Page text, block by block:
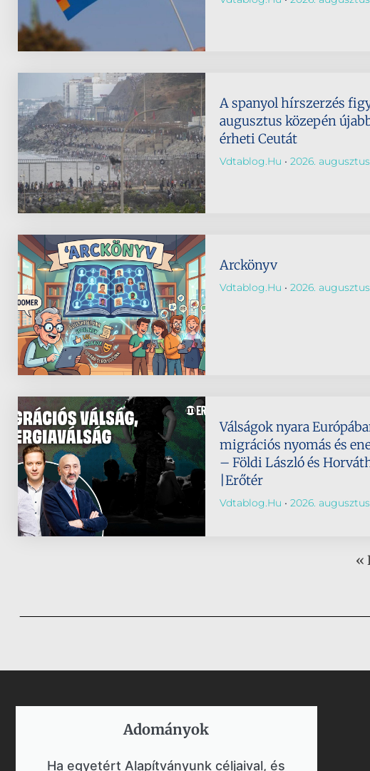
A spanyol hírszerzés
augusztus közepén
érheti Ceutát
Vdtablog.hu 2026. augusztus
Arckönyv
Vdtablog.hu 2026. augusztus
Válságok nyara
migrációs nyomás és
– Földi László és
|Erőtér
Vdtablog.hu 2026. augusztus
«
Adományok​
Ha egyetért Alapítványunk céljaival, és